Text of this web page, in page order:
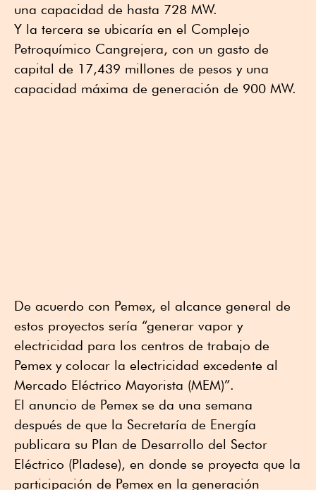
una capacidad de hasta 728 MW.
Y la tercera se ubicaría en el Complejo
Petroquímico Cangrejera, con un gasto de
capital de 17,439 millones de pesos y una
capacidad máxima de generación de 900 MW.
De acuerdo con Pemex, el alcance general de
estos proyectos sería “generar vapor y
electricidad para los centros de trabajo de
Pemex y colocar la electricidad excedente al
Mercado Eléctrico Mayorista (MEM)”.
El anuncio de Pemex se da una semana
después de que la Secretaría de Energía
publicara su Plan de Desarrollo del Sector
Eléctrico (Pladese), en donde se proyecta que la
participación de Pemex en la generación